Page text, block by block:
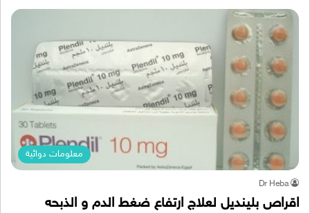
معلومات دوائية
Dr Heba
اقراص بلينديل لعلاج ارتفاع ضغط الدم و الذبحه